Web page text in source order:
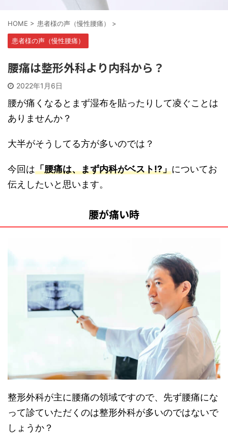
HOME > 患者様の声（慢性腰痛） >
患者様の声（慢性腰痛）
腰痛は整形外科より内科から？
2022年1月6日
腰が痛くなるとまず湿布を貼ったりして凌ぐことは
ありませんか？
大半がそうしてる方が多いのでは？
今回は「腰痛は、まず内科がベスト⁉」についてお
伝えしたいと思います。
腰が痛い時
整形外科が主に腰痛の領域ですので、先ず腰痛にな
って診ていただくのは整形外科が多いのではないで
しょうか？